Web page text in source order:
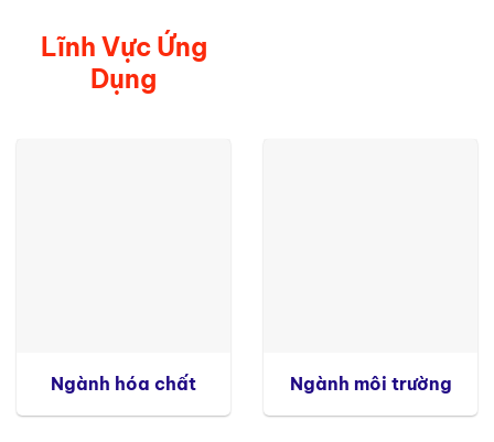
Lĩnh Vực Ứng
Dụng
Ngành hóa chất Ngành môi trường